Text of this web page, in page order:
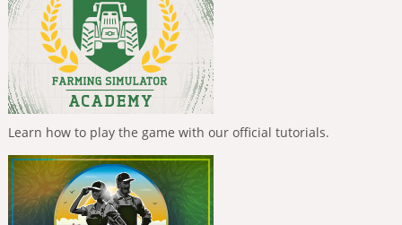
Learn how to play the game with our official tutorials.